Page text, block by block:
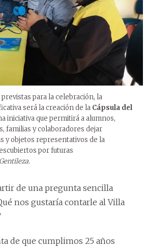
para la celebración, la
será la creación de la Cápsula del
iniciativa que permitirá a alumnos,
familias y colaboradores dejar
y objetos representativos de la
por futuras
de una pregunta sencilla
nos gustaría contarle al Villa
de que cumplimos 25 años